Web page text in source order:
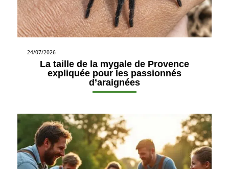
24/07/2026
La taille de la mygale de Provence
expliquée pour les passionnés
d’araignées